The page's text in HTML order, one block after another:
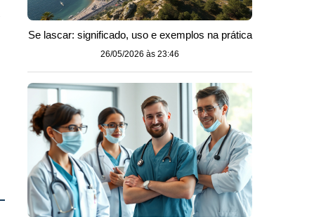
Se lascar: significado, uso e exemplos na prática
26/05/2026 às 23:46